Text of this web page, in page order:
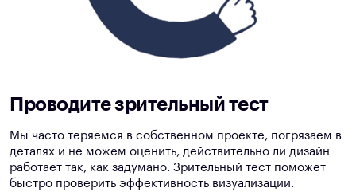
Проводите зрительный тест
Мы часто теряемся в собственном проекте, погрязаем в
деталях и не можем оценить, действительно ли дизайн
работает так, как задумано. Зрительный тест поможет
быстро проверить эффективность визуализации.